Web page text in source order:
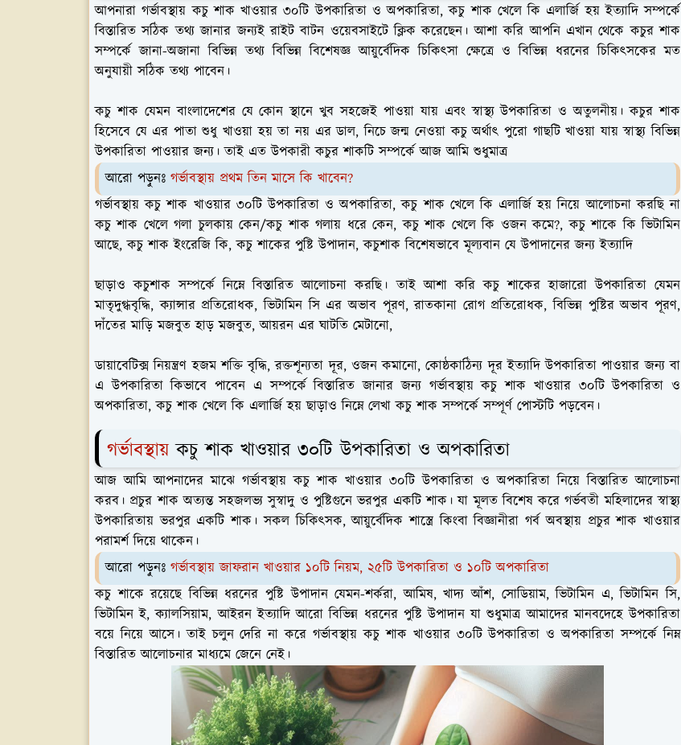
আপনারা গর্ভাবস্থায় কচু শাক খাওয়ার ৩০টি উপকারিতা ও অপকারিতা, কচু শাক খেলে কি এলার্জি হয় ইত্যাদি সম্পর্কে
বিস্তারিত সঠিক তথ্য জানার জন্যই রাইট বাটন ওয়েবসাইটে ক্লিক করেছেন। আশা করি আপনি এখান থেকে কচুর শাক
সম্পর্কে জানা-অজানা বিভিন্ন তথ্য বিভিন্ন বিশেষজ্ঞ আয়ুর্বেদিক চিকিৎসা ক্ষেত্রে ও বিভিন্ন ধরনের চিকিৎসকের মত
অনুযায়ী সঠিক তথ্য পাবেন।
কচু শাক যেমন বাংলাদেশের যে কোন স্থানে খুব সহজেই পাওয়া যায় এবং স্বাস্থ্য উপকারিতা ও অতুলনীয়। কচুর শাক
হিসেবে যে এর পাতা শুধু খাওয়া হয় তা নয় এর ডাল, নিচে জন্ম নেওয়া কচু অর্থাৎ পুরো গাছটি খাওয়া যায় স্বাস্থ্য বিভিন্ন
উপকারিতা পাওয়ার জন্য। তাই এত উপকারী কচুর শাকটি সম্পর্কে আজ আমি শুধুমাত্র
আরো পড়ুনঃ গর্ভাবস্থায় প্রথম তিন মাসে কি খাবেন?
গর্ভাবস্থায় কচু শাক খাওয়ার ৩০টি উপকারিতা ও অপকারিতা, কচু শাক খেলে কি এলার্জি হয় নিয়ে আলোচনা করছি না
কচু শাক খেলে গলা চুলকায় কেন/কচু শাক গলায় ধরে কেন, কচু শাক খেলে কি ওজন কমে?, কচু শাকে কি ভিটামিন
আছে, কচু শাক ইংরেজি কি, কচু শাকের পুষ্টি উপাদান, কচুশাক বিশেষভাবে মূল্যবান যে উপাদানের জন্য ইত্যাদি
ছাড়াও কচুশাক সম্পর্কে নিম্নে বিস্তারিত আলোচনা করছি। তাই আশা করি কচু শাকের হাজারো উপকারিতা যেমন
মাতৃদুগ্ধবৃদ্ধি, ক্যান্সার প্রতিরোধক, ভিটামিন সি এর অভাব পূরণ, রাতকানা রোগ প্রতিরোধক, বিভিন্ন পুষ্টির অভাব পূরণ,
দাঁতের মাড়ি মজবুত হাড় মজবুত, আয়রন এর ঘাটতি মেটানো,
ডায়াবেটিক্স নিয়ন্ত্রণ হজম শক্তি বৃদ্ধি, রক্তশূন্যতা দূর, ওজন কমানো, কোষ্ঠকাঠিন্য দূর ইত্যাদি উপকারিতা পাওয়ার জন্য বা
এ উপকারিতা কিভাবে পাবেন এ সম্পর্কে বিস্তারিত জানার জন্য গর্ভাবস্থায় কচু শাক খাওয়ার ৩০টি উপকারিতা ও
অপকারিতা, কচু শাক খেলে কি এলার্জি হয় ছাড়াও নিম্নে লেখা কচু শাক সম্পর্কে সম্পূর্ণ পোস্টটি পড়বেন।
গর্ভাবস্থায় কচু শাক খাওয়ার ৩০টি উপকারিতা ও অপকারিতা
আজ আমি আপনাদের মাঝে গর্ভাবস্থায় কচু শাক খাওয়ার ৩০টি উপকারিতা ও অপকারিতা নিয়ে বিস্তারিত আলোচনা
করব। প্রচুর শাক অত্যন্ত সহজলভ্য সুস্বাদু ও পুষ্টিগুনে ভরপুর একটি শাক। যা মূলত বিশেষ করে গর্ভবতী মহিলাদের স্বাস্থ্য
উপকারিতায় ভরপুর একটি শাক। সকল চিকিৎসক, আয়ুর্বেদিক শাস্ত্রে কিংবা বিজ্ঞানীরা গর্ব অবস্থায় প্রচুর শাক খাওয়ার
পরামর্শ দিয়ে থাকেন।
আরো পড়ুনঃ গর্ভাবস্থায় জাফরান খাওয়ার ১০টি নিয়ম, ২৫টি উপকারিতা ও ১০টি অপকারিতা
কচু শাকে রয়েছে বিভিন্ন ধরনের পুষ্টি উপাদান যেমন-শর্করা, আমিষ, খাদ্য আঁশ, সোডিয়াম, ভিটামিন এ, ভিটামিন সি,
ভিটামিন ই, ক্যালসিয়াম, আইরন ইত্যাদি আরো বিভিন্ন ধরনের পুষ্টি উপাদান যা শুধুমাত্র আমাদের মানবদেহে উপকারিতা
বয়ে নিয়ে আসে। তাই চলুন দেরি না করে গর্ভাবস্থায় কচু শাক খাওয়ার ৩০টি উপকারিতা ও অপকারিতা সম্পর্কে নিম্ন
বিস্তারিত আলোচনার মাধ্যমে জেনে নেই।